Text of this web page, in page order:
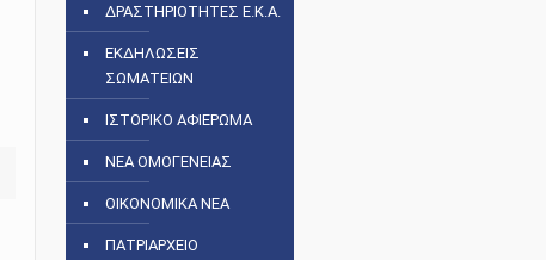
ΔΡΑΣΤΗΡΙΟΤΗΤΕΣ Ε.Κ.Α.
ΕΚΔΗΛΩΣΕΙΣ
ΣΩΜΑΤΕΙΩΝ
ΙΣΤΟΡΙΚΟ ΑΦΙΕΡΩΜΑ
ΝΕΑ ΟΜΟΓΕΝΕΙΑΣ
ΟΙΚΟΝΟΜΙΚΑ ΝΕΑ
ΠΑΤΡΙΑΡΧΕΙΟ